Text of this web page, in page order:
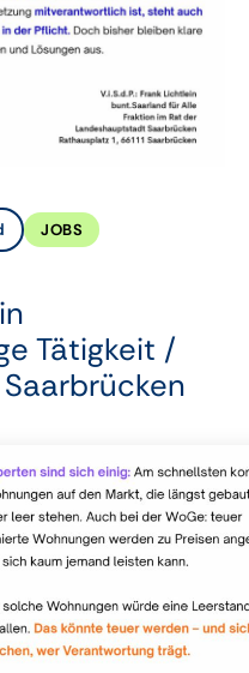
JOBS
Tätigkeit /